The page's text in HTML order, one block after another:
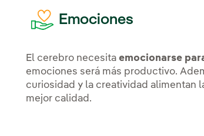
Emociones
El cerebro necesitaemocionarse
emociones será más productivo.
curiosidad y la creatividad alimentan
mejor calidad.